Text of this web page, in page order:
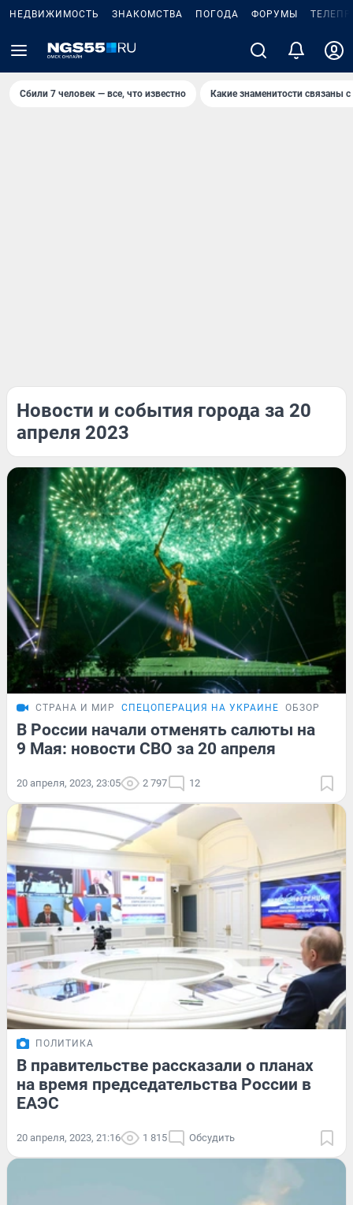
НЕДВИЖИМОСТЬ ЗНАКОМСТВА ПОГОДА ФОРУМЫ
Сбили 7 человек — все, что известно Какие знаменитости связаны
Новости и события города за 20
апреля 2023
СТРАНА И МИР СПЕЦОПЕРАЦИЯ НА УКРАИНЕ ОБЗОР
В России начали отменять салюты на
9 Мая: новости СВО за 20 апреля
20 апреля, 2023, 23:05 2 797 12
ПОЛИТИКА
В правительстве рассказали о планах
на время председательства России в
ЕАЭС
20 апреля, 2023, 21:16 1 815 Обсудить